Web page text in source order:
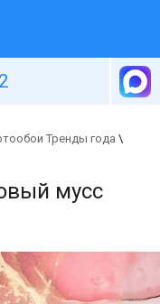
Тренды года \
мусс